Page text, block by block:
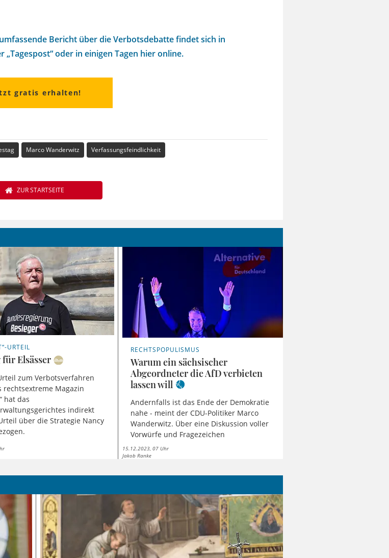
Bericht über die Verbotsdebatte findet sich in
oder in einigen Tagen hier online.
gratis erhalten!
Marco Wanderwitz Verfassungsfeindlichkeit
ZUR STARTSEITE
URTEIL
Elsässer
zum Verbotsverfahren
rechtsextreme Magazin
hat das
indirekt
über die Strategie Nancy
RECHTSPOPULISMUS
Warum ein sächsischer
Abgeordneter die AfD verbieten
lassen will
Andernfalls ist das Ende der Demokratie
nahe - meint der CDU-Politiker Marco
Wanderwitz. Über eine Diskussion voller
Vorwürfe und Fragezeichen
15.12.2023, 07 Uhr
Jakob Ranke